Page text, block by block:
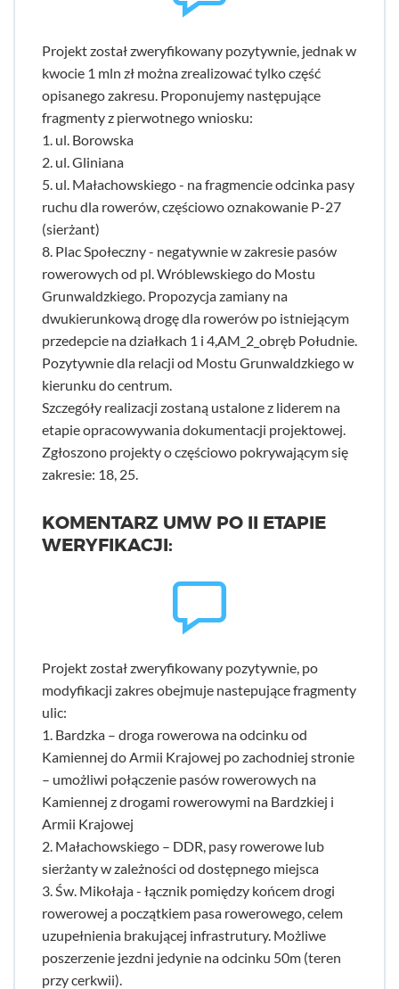
Projekt został zweryfikowany pozytywnie, jednak w
kwocie 1 mln zł można zrealizować tylko część
opisanego zakresu. Proponujemy następujące
fragmenty z pierwotnego wniosku:
1. ul. Borowska
2. ul. Gliniana
5. ul. Małachowskiego - na fragmencie odcinka pasy
ruchu dla rowerów, częściowo oznakowanie P-27
(sierżant)
8. Plac Społeczny - negatywnie w zakresie pasów
rowerowych od pl. Wróblewskiego do Mostu
Grunwaldzkiego. Propozycja zamiany na
dwukierunkową drogę dla rowerów po istniejącym
przedepcie na działkach 1 i 4,AM_2_obręb Południe.
Pozytywnie dla relacji od Mostu Grunwaldzkiego w
kierunku do centrum.
Szczegóły realizacji zostaną ustalone z liderem na
etapie opracowywania dokumentacji projektowej.
Zgłoszono projekty o częściowo pokrywającym się
zakresie: 18, 25.
KOMENTARZ UMW PO II ETAPIE
WERYFIKACJI:
Projekt został zweryfikowany pozytywnie, po
modyfikacji zakres obejmuje nastepujące fragmenty
ulic:
1. Bardzka – droga rowerowa na odcinku od
Kamiennej do Armii Krajowej po zachodniej stronie
– umożliwi połączenie pasów rowerowych na
Kamiennej z drogami rowerowymi na Bardzkiej i
Armii Krajowej
2. Małachowskiego – DDR, pasy rowerowe lub
sierżanty w zależności od dostępnego miejsca
3. Św. Mikołaja - łącznik pomiędzy końcem drogi
rowerowej a początkiem pasa rowerowego, celem
uzupełnienia brakującej infrastrutury. Możliwe
poszerzenie jezdni jedynie na odcinku 50m (teren
przy cerkwii).